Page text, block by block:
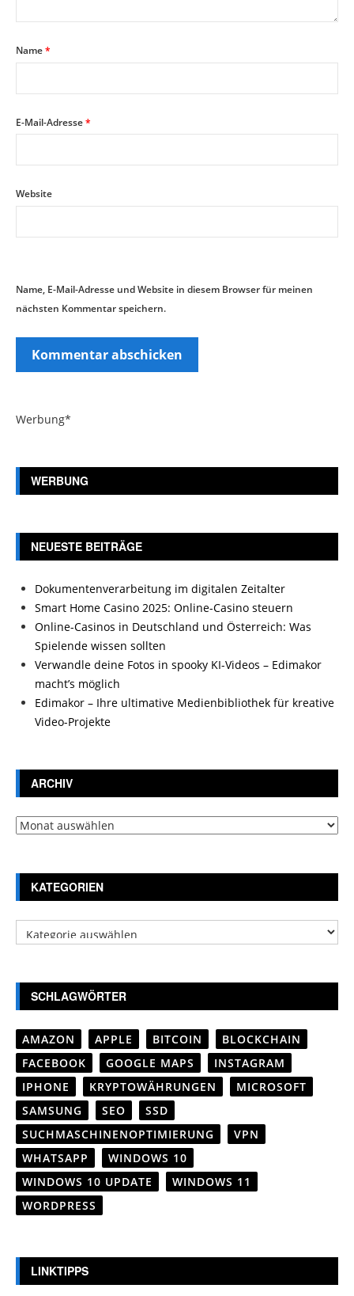
Name*
E-Mail-Adresse*
Website
Name, E-Mail-Adresse und Website in diesem Browser für meinen
nächsten Kommentar speichern.
Werbung*
WERBUNG
NEUESTE BEITRÄGE
Dokumentenverarbeitung im digitalen Zeitalter
Smart Home Casino 2025: Online-Casino steuern
Online-Casinos in Deutschland und Österreich: Was
Spielende wissen sollten
Verwandle deine Fotos in spooky KI-Videos – Edimakor
macht’s möglich
Edimakor – Ihre ultimative Medienbibliothek für kreative
Video-Projekte
ARCHIV
Archiv
KATEGORIEN
Kategorien
SCHLAGWÖRTER
AMAZON APPLE BITCOIN
BLOCKCHAIN
FACEBOOK
GOOGLE MAPS
INSTAGRAM
IPHONE
KRYPTOWÄHRUNGEN
MICROSOFT
SAMSUNG
SEO
SSD
SUCHMASCHINENOPTIMIERUNG
VPN
WHATSAPP
WINDOWS 10
WINDOWS 10 UPDATE
WINDOWS 11
WORDPRESS
LINKTIPPS